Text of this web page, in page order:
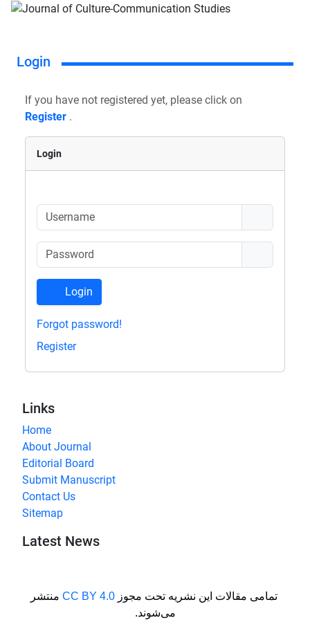
Login
If you have not registered yet, please click on
Register .
Login
Login
Forgot password!
Register
Links
Home
About Journal
Editorial Board
Submit Manuscript
Contact Us
Sitemap
Latest News
تمامی مقالات این نشریه تحت مجوزCC BY 4.0 منتشر
می‌شوند.